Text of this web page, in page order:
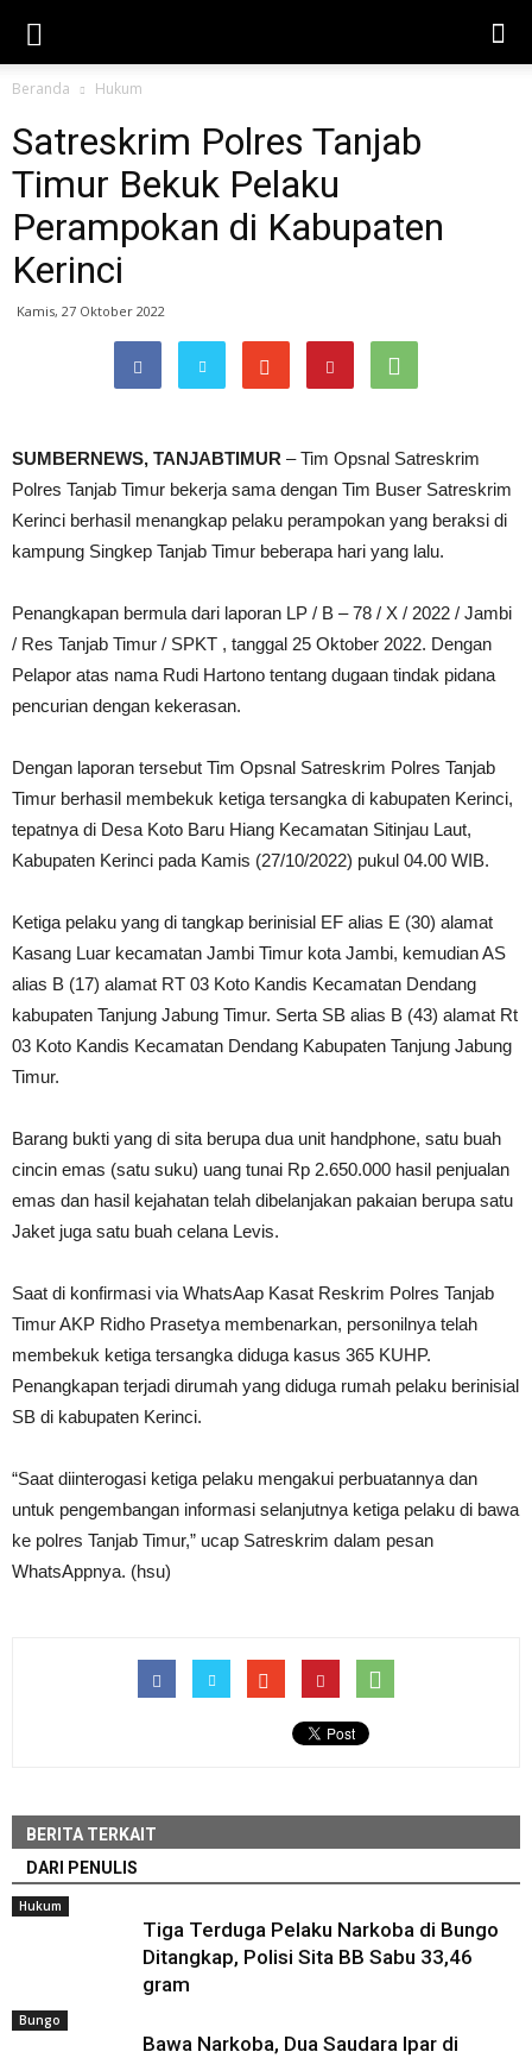
Beranda Hukum
Satreskrim Polres Tanjab
Timur Bekuk Pelaku
Perampokan di Kabupaten
Kerinci
Kamis, 27 Oktober 2022
SUMBERNEWS, TANJABTIMUR – Tim Opsnal Satreskrim
Polres Tanjab Timur bekerja sama dengan Tim Buser Satreskrim
Kerinci berhasil menangkap pelaku perampokan yang beraksi di
kampung Singkep Tanjab Timur beberapa hari yang lalu.
Penangkapan bermula dari laporan LP / B – 78 / X / 2022 / Jambi
/ Res Tanjab Timur / SPKT , tanggal 25 Oktober 2022. Dengan
Pelapor atas nama Rudi Hartono tentang dugaan tindak pidana
pencurian dengan kekerasan.
Dengan laporan tersebut Tim Opsnal Satreskrim Polres Tanjab
Timur berhasil membekuk ketiga tersangka di kabupaten Kerinci,
tepatnya di Desa Koto Baru Hiang Kecamatan Sitinjau Laut,
Kabupaten Kerinci pada Kamis (27/10/2022) pukul 04.00 WIB.
Ketiga pelaku yang di tangkap berinisial EF alias E (30) alamat
Kasang Luar kecamatan Jambi Timur kota Jambi, kemudian AS
alias B (17) alamat RT 03 Koto Kandis Kecamatan Dendang
kabupaten Tanjung Jabung Timur. Serta SB alias B (43) alamat Rt
03 Koto Kandis Kecamatan Dendang Kabupaten Tanjung Jabung
Timur.
Barang bukti yang di sita berupa dua unit handphone, satu buah
cincin emas (satu suku) uang tunai Rp 2.650.000 hasil penjualan
emas dan hasil kejahatan telah dibelanjakan pakaian berupa satu
Jaket juga satu buah celana Levis.
Saat di konfirmasi via WhatsAap Kasat Reskrim Polres Tanjab
Timur AKP Ridho Prasetya membenarkan, personilnya telah
membekuk ketiga tersangka diduga kasus 365 KUHP.
Penangkapan terjadi dirumah yang diduga rumah pelaku berinisial
SB di kabupaten Kerinci.
“Saat diinterogasi ketiga pelaku mengakui perbuatannya dan
untuk pengembangan informasi selanjutnya ketiga pelaku di bawa
ke polres Tanjab Timur,” ucap Satreskrim dalam pesan
WhatsAppnya. (hsu)
BERITA TERKAIT
DARI PENULIS
Hukum
Tiga Terduga Pelaku Narkoba di Bungo
Ditangkap, Polisi Sita BB Sabu 33,46
gram
Bungo
Bawa Narkoba, Dua Saudara Ipar di